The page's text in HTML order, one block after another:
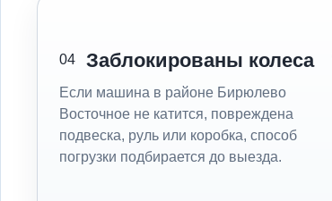
04 Заблокированы колеса
Если машина в районе Бирюлево
Восточное не катится, повреждена
подвеска, руль или коробка, способ
погрузки подбирается до выезда.